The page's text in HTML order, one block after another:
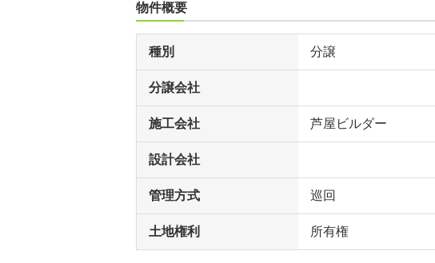
物件概要
種別 分譲
分譲会社
施工会社 芦屋ビルダー
設計会社
管理方式 巡回
土地権利 所有権